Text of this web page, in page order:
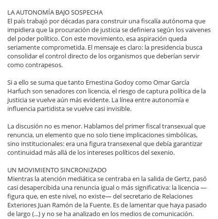
LA AUTONOMÍA BAJO SOSPECHA
El país trabajó por décadas para construir una fiscalía autónoma que
impidiera que la procuración de justicia se definiera según los vaivenes
del poder político. Con este movimiento, esa aspiración queda
seriamente comprometida. El mensaje es claro: la presidencia busca
consolidar el control directo de los organismos que deberían servir
como contrapesos.
Si a ello se suma que tanto Ernestina Godoy como Omar García
Harfuch son senadores con licencia, el riesgo de captura política de la
justicia se vuelve aún más evidente. La línea entre autonomía e
influencia partidista se vuelve casi invisible.
La discusión no es menor. Hablamos del primer fiscal transexual que
renuncia, un elemento que no solo tiene implicaciones simbólicas,
sino institucionales: era una figura transexenal que debía garantizar
continuidad más allá de los intereses políticos del sexenio.
UN MOVIMIENTO SINCRONIZADO
Mientras la atención mediática se centraba en la salida de Gertz, pasó
casi desapercibida una renuncia igual o más significativa: la licencia —
figura que, en este nivel, no existe— del secretario de Relaciones
Exteriores Juan Ramón de la Fuente. Es de lamentar que haya pasado
de largo (...) y no se ha analizado en los medios de comunicación.